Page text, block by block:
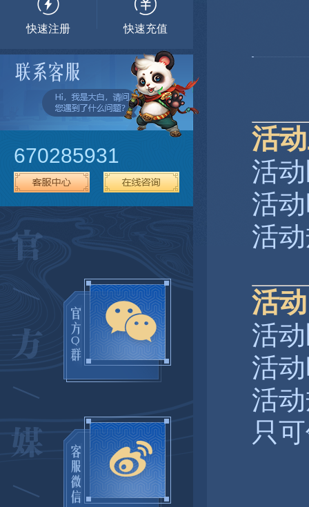
快速注册 快速充值
670285931
活
活
活
活
活
活
活
活
只